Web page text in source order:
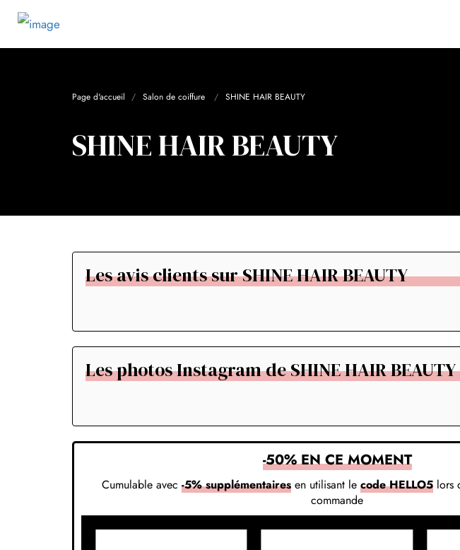
Page d'accueil Salon de coiffure SHINE HAIR BEAUTY
SHINE HAIR BEAUTY
Les avis clients sur SHINE HAIR BEAUTY
Les photos Instagram de SHINE HAIR BEAUTY
-50% EN CE MOMENT
Cumulable avec -5% supplémentairesen utilisant le code HELLO5lors
commande